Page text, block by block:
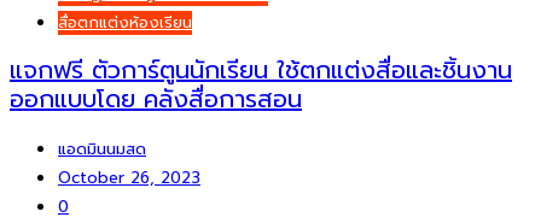
สื่อตกแต่งห้องเรียน
แจกฟรี ตัวการ์ตูนนักเรียน ใช้ตกแต่งสื่อและชิ้นงาน
ออกแบบโดย คลังสื่อการสอน
แอดมินนมสด
October 26, 2023
0